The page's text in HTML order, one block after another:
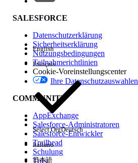
Auswirkungen auf Funktionen
Edition
Erfahrung
SALESFORCE
Datenschutzerklärung
Sicherheitserklärung
Nutzungsbedingungen
Teilnahmerichtlinien
Cookie-Voreinstellungscenter
Ihre Datenschutzauswahlen
COMMUNITY
AppExchange
Salesforce-Administratoren
Salesforce-Entwickler
Trailhead
Schulung
Trust
English
Français
Select OrgDeutsch
Italiano
日本語